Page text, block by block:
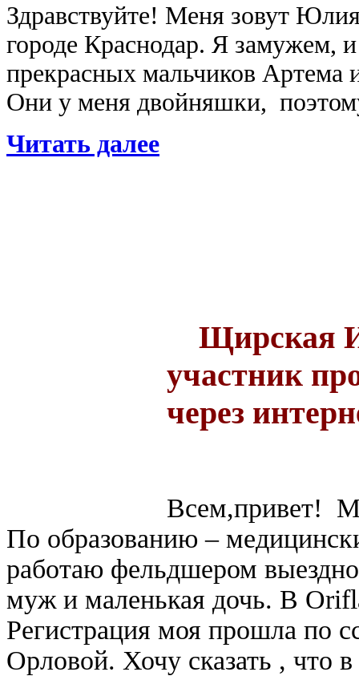
Здравствуйте! Меня зовут
городе Краснодар. Я замужем,
прекрасных мальчиков Артема
Они у меня двойняшки,
Читать далее
Щирская
участник
через
Всем,привет!
По образованию –
работаю фельдшером
муж и маленькая дочь. В
Регистрация моя прошла по
Орловой. Хочу сказать , что